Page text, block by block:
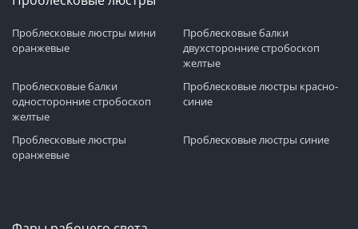
Проблесковые люстры мини
оранжевые
Проблесковые балки
двухсторонние стробоскоп
желтые
Проблесковые балки
односторонние стробоскоп
желтые
Проблесковые люстры красно-
синие
Проблесковые люстры
оранжевые
Проблесковые люстры синие